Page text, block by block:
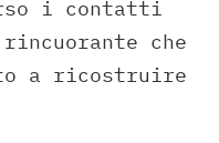
i contatti
che
a ricostruire